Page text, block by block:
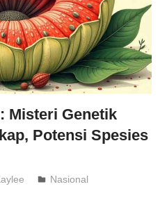
Misteri Genetik
Potensi Spesies
Nasional